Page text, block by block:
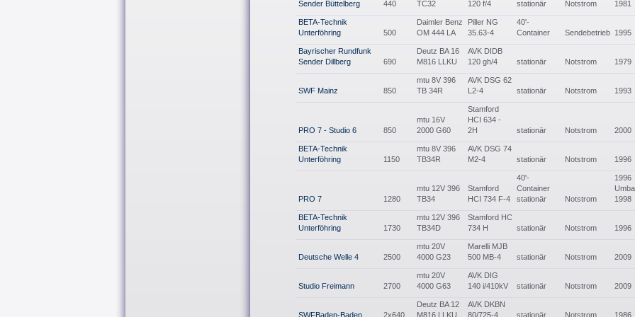
Sender Büttelberg 440 TC32 120 f/4 stationär Notstrom 1981
BETA-Technik
Unterföhring
500
Daimler Benz
OM 444 LA
Piller NG
35.63-4
40'-
Container
Sendebetrieb 1995
Bayrischer Rundfunk
Sender Dillberg
690
Deutz BA 16
M816 LLKU
AVK DIDB
120 gh/4
stationär Notstrom 1979
SWF Mainz 850
mtu 8V 396
TB 34R
AVK DSG 62
L2-4
stationär Notstrom 1993
PRO 7 - Studio 6 850
mtu 16V
2000 G60
Stamford
HCI 634 -
2H
stationär Notstrom 2000
BETA-Technik
Unterföhring
1150
mtu 8V 396
TB34R
AVK DSG 74
M2-4
stationär Notstrom 1996
PRO 7 1280
mtu 12V 396
TB34
Stamford
HCI 734 F-4
40'-
Container
stationär
Notstrom
1996
1998
BETA-Technik
Unterföhring
1730
mtu 12V 396
TB34D
Stamford HC
734 H
stationär Notstrom 1996
Deutsche Welle 4 2500
mtu 20V
4000 G23
Marelli MJB
500 MB-4
stationär Notstrom 2009
Studio Freimann 2700
mtu 20V
4000 G63
AVK DIG
140 i/410kV
stationär Notstrom 2009
SWFBaden-Baden 2x640
Deutz BA 12
M816 LLKU
AVK DKBN
80/725-4
stationär Notstrom 1986